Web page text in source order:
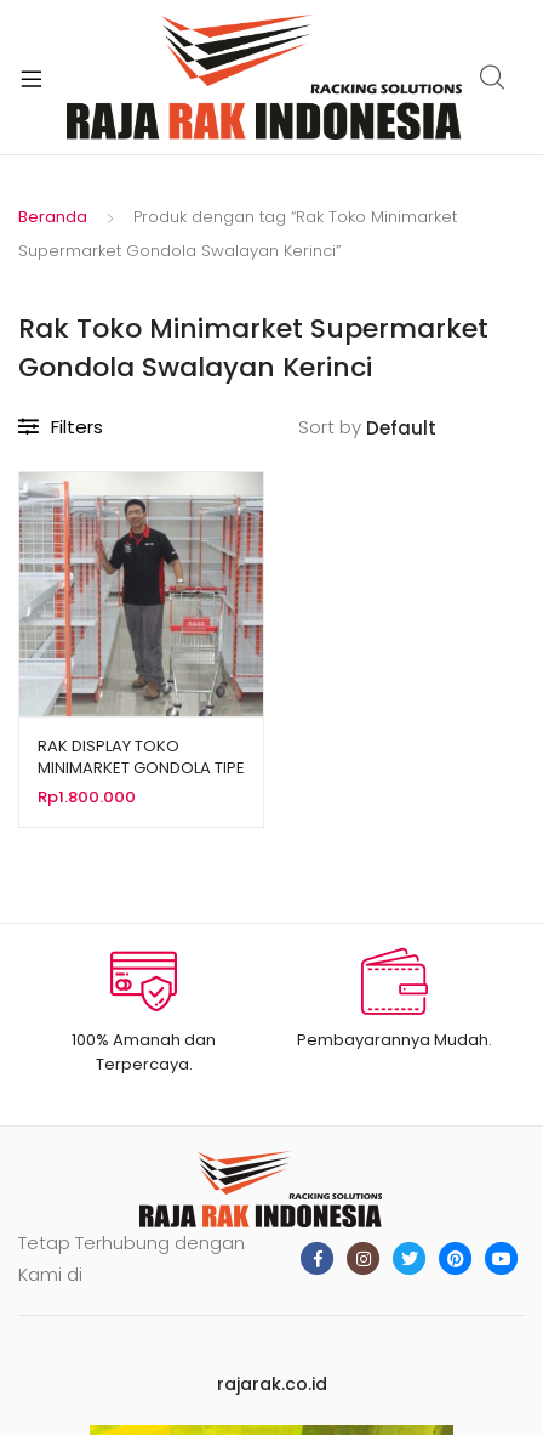
Beranda
Produk dengan tag “Rak Toko Minimarket
Supermarket Gondola Swalayan Kerinci”
Rak Toko Minimarket Supermarket
Gondola Swalayan Kerinci
Filters Sort by
RAK DISPLAY TOKO
MINIMARKET GONDOLA TIPE
ALFAMIDI RR-18
Rp1.800.000
100% Amanah dan
Terpercaya.
Pembayarannya Mudah.
Tetap Terhubung dengan
Kami di
rajarak.co.id